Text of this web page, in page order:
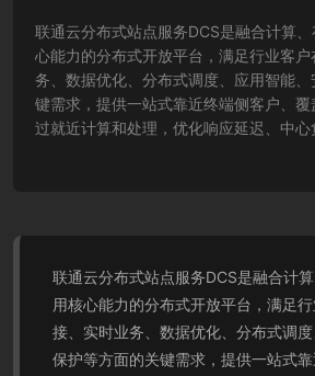
联通云分布式站点服务DCS是融合计算
心能力的分布式开放平台，满足行业客
务、数据优化、分布式调度、应用智能
键需求，提供一站式靠近终端侧客户、
过就近计算和处理，优化响应延迟、中心
联通云分布式站点服务DCS是融合计
用核心能力的分布式开放平台，满足
接、实时业务、数据优化、分布式调
保护等方面的关键需求，提供一站式